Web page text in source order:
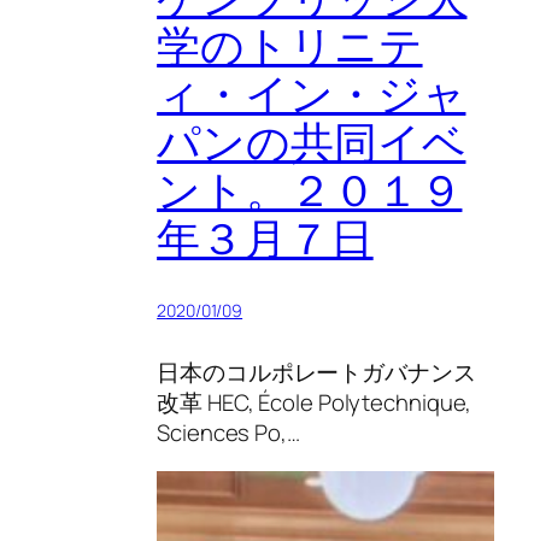
学のトリニテ
ィ・イン・ジャ
パンの共同イベ
ント。２０１９
年３月７日
2020/01/09
日本のコルポレートガバナンス
改革 HEC, École Polytechnique,
Sciences Po,…